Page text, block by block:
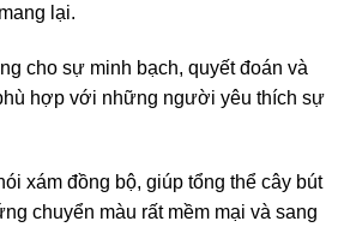
lại.
cho sự minh bạch, quyết đoán và
hợp với những người yêu thích sự
xám đồng bộ, giúp tổng thể cây bút
chuyển màu rất mềm mại và sang